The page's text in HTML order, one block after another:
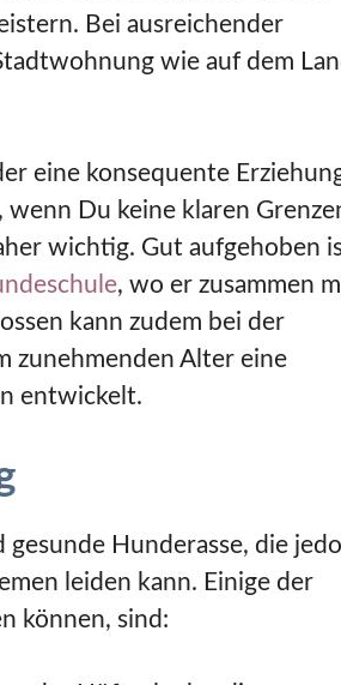
Bei ausreichender
wie auf dem
eine konsequente
wenn Du keine klaren
wichtig. Gut aufgehoben
, wo er zusammen
kann zudem bei der
zunehmenden Alter eine
entwickelt.
Hunderasse, die
leiden kann. Einige der
können, sind: